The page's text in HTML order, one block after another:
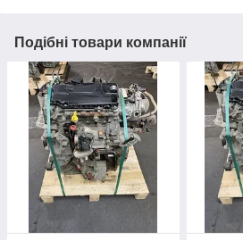
Подібні товари компанії